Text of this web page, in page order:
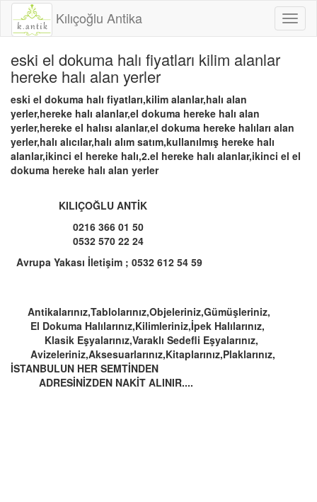
Kılıçoğlu Antika
eski el dokuma halı fiyatları kilim alanlar
hereke halı alan yerler
eski el dokuma halı fiyatları,kilim alanlar,halı alan
yerler,hereke halı alanlar,el dokuma hereke halı alan
yerler,hereke el halısı alanlar,el dokuma hereke halıları alan
yerler,halı alıcılar,halı alım satım,kullanılmış hereke halı
alanlar,ikinci el hereke halı,2.el hereke halı alanlar,ikinci el el
dokuma hereke halı alan yerler
KILIÇOĞLU ANTİK
0216 366 01 50
0532 570 22 24
Avrupa Yakası İletişim ; 0532 612 54 59
Antikalarınız,Tablolarınız,Objeleriniz,Gümüşleriniz,
El Dokuma Halılarınız,Kilimleriniz,İpek Halılarınız,
Klasik Eşyalarınız,Varaklı Sedefli Eşyalarınız,
Avizeleriniz,Aksesuarlarınız,Kitaplarınız,Plaklarınız,
İSTANBULUN HER SEMTİNDEN
ADRESİNİZDEN NAKİT ALINIR....